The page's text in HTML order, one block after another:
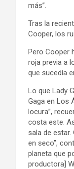
más”.
Tras la
Cooper, los
Pero Cooper
roja previa a
que sucedía
Lo que Lady
Gaga en Los
locura”,
costa este.
sala de
en seco”,
planeta que
productora]